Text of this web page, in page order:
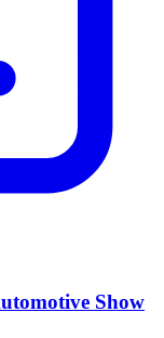
Show